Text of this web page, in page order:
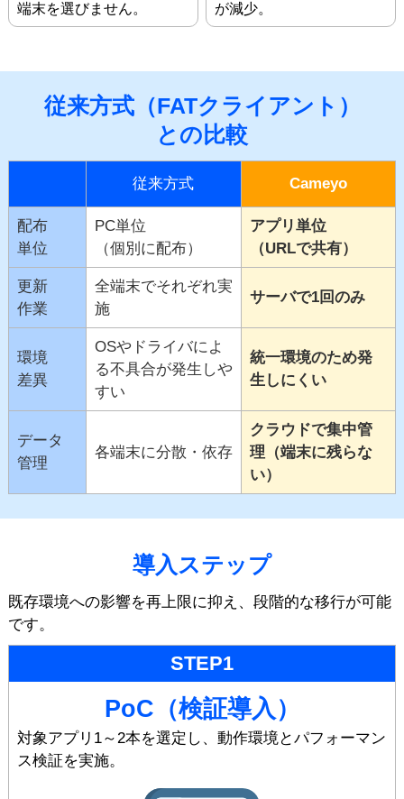
端末を選びません。
が減少。
従来方式（FATクライアント）
との比較
従来方式 Cameyo
配布
単位
PC単位
（個別に配布）
アプリ単位
（URLで共有）
更新
作業
全端末でそれぞれ実
施
サーバで1回のみ
環境
差異
OSやドライバによ
る不具合が発生しや
すい
統一環境のため発
生しにくい
データ
管理
各端末に分散・依存
クラウドで集中管
理（端末に残らな
い）
導入ステップ
既存環境への影響を再上限に抑え、段階的な移行が可能
です。
STEP1
PoC（検証導入）
対象アプリ1～2本を選定し、動作環境とパフォーマン
ス検証を実施。